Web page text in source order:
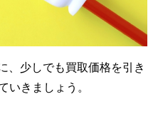
、少しでも買取価格を引き
いきましょう。